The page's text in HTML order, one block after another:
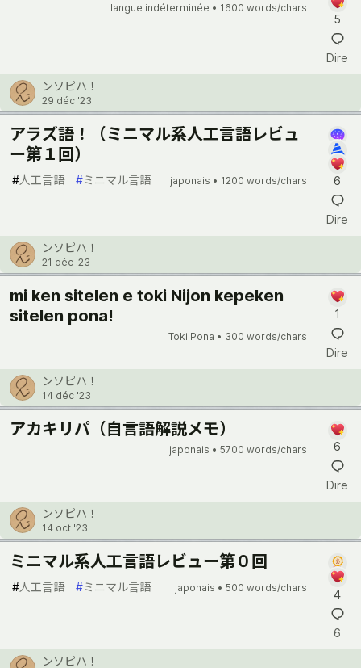
langue indéterminée • 1600 words/chars
5
Dire
ンソピハ！
29 déc '23
アラズ語！（ミニマル系人工言語レビュ
ー第１回）
#人工言語 #ミニマル言語 japonais • 1200 words/chars 6
Dire
ンソピハ！
21 déc '23
mi ken sitelen e toki Nijon kepeken
sitelen pona!
Toki Pona • 300 words/chars
1
Dire
ンソピハ！
14 déc '23
アカキリパ（自言語解説メモ）
japonais • 5700 words/chars 6
Dire
ンソピハ！
14 oct '23
ミニマル系人工言語レビュー第０回
#人工言語 #ミニマル言語 japonais • 500 words/chars 4
6
ンソピハ！